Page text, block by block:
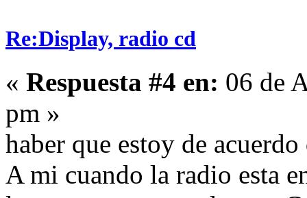
Re:Display, radio cd
« Respuesta #4 en: 06 de
pm »
haber que estoy de
A mi cuando la radio esta